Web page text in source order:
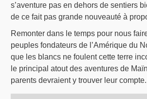
s’aventure pas en dehors de sentiers
de ce fait pas grande nouveauté à
Remonter dans le temps pour nous
peuples fondateurs de l’Amérique du
que les blancs ne foulent cette terre
le principal atout des aventures de
parents devraient y trouver leur compte.